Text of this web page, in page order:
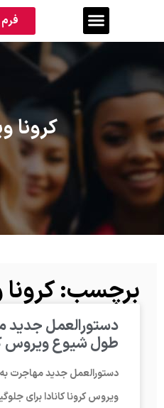
فرم
کرونا
برچسب:
دستورالعمل جدید
طول شیوع ویروس
دستورالعمل جدید مهاجرت